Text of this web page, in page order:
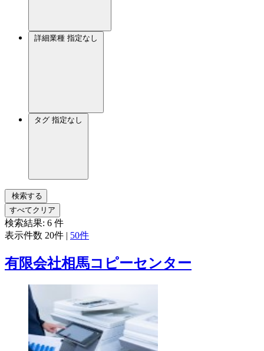
詳細業種 指定なし
タグ 指定なし
検索する
すべてクリア
検索結果: 6 件
表示件数 20件 | 50件
有限会社相馬コピーセンター